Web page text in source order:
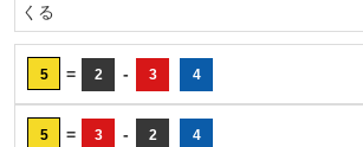
くる
5 = 2 - 3 4
5 = 3 - 2 4